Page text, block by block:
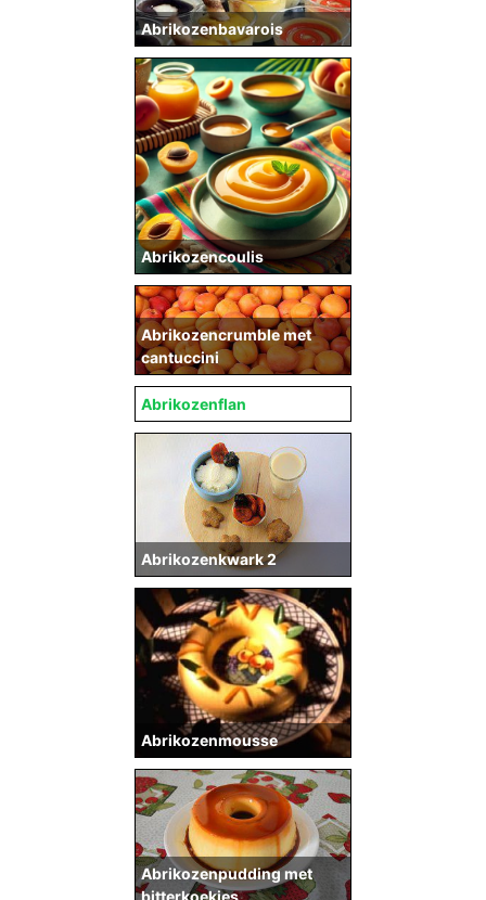
Abrikozenbavarois
Abrikozencoulis
Abrikozencrumble met
cantuccini
Abrikozenflan
Abrikozenkwark 2
Abrikozenmousse
Abrikozenpudding met
bitterkoekjes